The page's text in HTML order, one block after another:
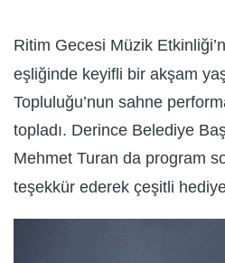
Ritim Gecesi Müzik
eşliğinde keyifli bir akşam
Topluluğu’nun sahne
topladı. Derince Belediye
Mehmet Turan da program
teşekkür ederek çeşitli